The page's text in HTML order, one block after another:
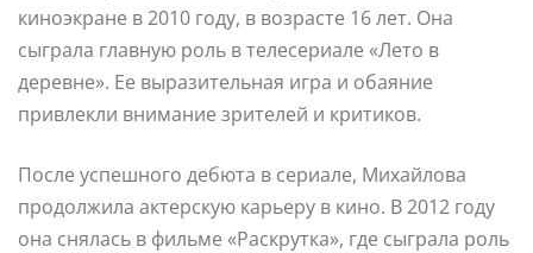
киноэкране в 2010 году, в возрасте 16 лет. Она
сыграла главную роль в телесериале «Лето в
деревне». Ее выразительная игра и обаяние
привлекли внимание зрителей и критиков.
После успешного дебюта в сериале, Михайлова
продолжила актерскую карьеру в кино. В 2012 году
она снялась в фильме «Раскрутка», где сыграла роль